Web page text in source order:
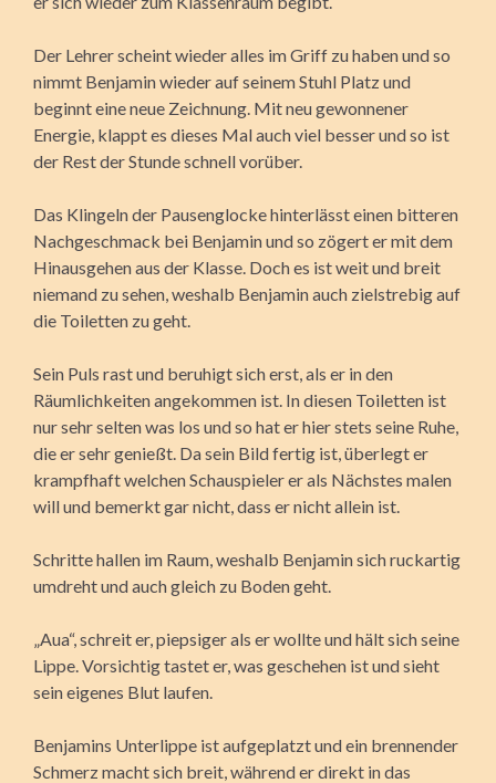
Der Lehrer scheint wieder alles im Griff zu haben und so
nimmt Benjamin wieder auf seinem Stuhl Platz und
beginnt eine neue Zeichnung. Mit neu gewonnener
Energie, klappt es dieses Mal auch viel besser und so ist
der Rest der Stunde schnell vorüber.
Das Klingeln der Pausenglocke hinterlässt einen bitteren
Nachgeschmack bei Benjamin und so zögert er mit dem
Hinausgehen aus der Klasse. Doch es ist weit und breit
niemand zu sehen, weshalb Benjamin auch zielstrebig auf
die Toiletten zu geht.
Sein Puls rast und beruhigt sich erst, als er in den
Räumlichkeiten angekommen ist. In diesen Toiletten ist
nur sehr selten was los und so hat er hier stets seine Ruhe,
die er sehr genießt. Da sein Bild fertig ist, überlegt er
krampfhaft welchen Schauspieler er als Nächstes malen
will und bemerkt gar nicht, dass er nicht allein ist.
Schritte hallen im Raum, weshalb Benjamin sich ruckartig
umdreht und auch gleich zu Boden geht.
„Aua“, schreit er, piepsiger als er wollte und hält sich seine
Lippe. Vorsichtig tastet er, was geschehen ist und sieht
sein eigenes Blut laufen.
Benjamins Unterlippe ist aufgeplatzt und ein brennender
Schmerz macht sich breit, während er direkt in das